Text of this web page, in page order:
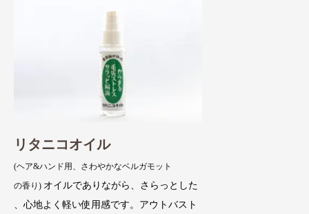
リタニコオイル
(ヘア&ハンド用、さわやかなベルガモット
の香り) オイルでありながら、さらっとした
、心地よく軽い使用感です。アウトバスト